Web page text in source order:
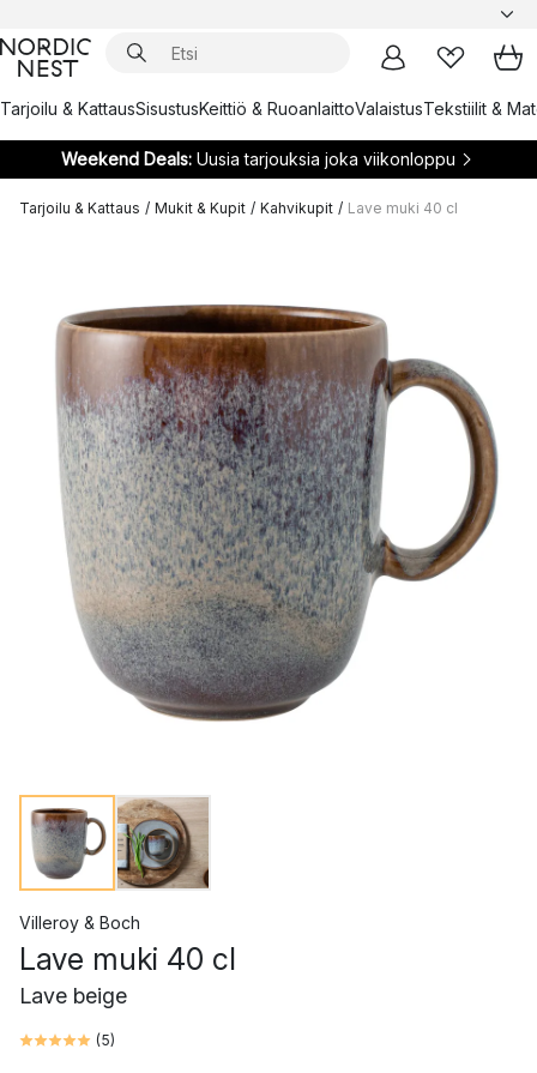
Tarjoilu & KattausSisustusKeittiö & RuoanlaittoValaistusTekstiilit &
Weekend Deals:Uusia tarjouksia joka viikonloppu
Tarjoilu & Kattaus / Mukit & Kupit / Kahvikupit / Lave muki 40 cl
Villeroy & Boch
Lave muki 40 cl
Lave beige
(5)